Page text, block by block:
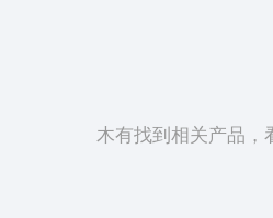
木有找到相关产品，